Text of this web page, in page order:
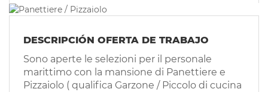
trabajo
Idioma
EN
DESCRIPCIÓN OFERTA DE TRABAJO
Sono aperte le selezioni per il personale
marittimo con la mansione di Panettiere e
Pizzaiolo ( qualifica Garzone / Piccolo di cucina